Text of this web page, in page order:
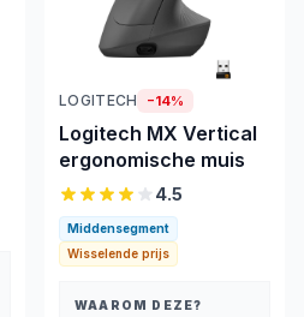
LOGITECH −14%
Logitech MX Vertical
ergonomische muis
4.5
Middensegment
Wisselende prijs
WAAROM DEZE?